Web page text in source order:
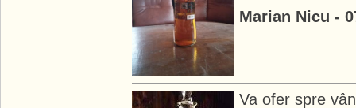
Marian Nicu -
Va ofer spre